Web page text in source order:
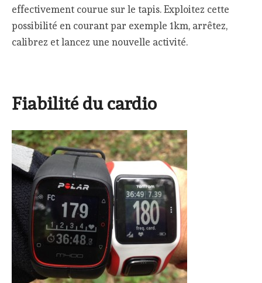
effectivement courue sur le tapis. Exploitez cette
possibilité en courant par exemple 1km, arrêtez,
calibrez et lancez une nouvelle activité.
Fiabilité du cardio